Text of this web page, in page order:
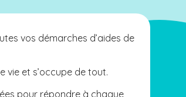
vos démarches d’aides de
vie et s’occupe de tout.
pour répondre à chaque